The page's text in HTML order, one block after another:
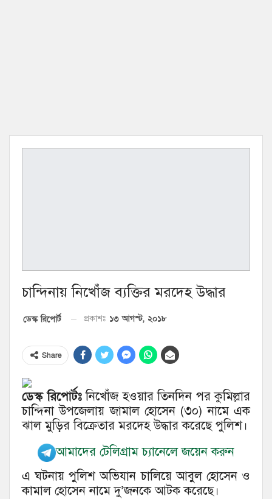
চান্দিনায় নিখোঁজ ব্যক্তির মরদেহ উদ্ধার
ডেস্ক রিপোর্ট প্রকাশঃ ১৩ আগস্ট, ২০১৮
Share
ডেস্ক রিপোর্টঃনিখোঁজ হওয়ার তিনদিন পর কুমিল্লার
চান্দিনা উপজেলায় জামাল হোসেন (৩০) নামে এক
ঝাল মুড়ির বিক্রেতার মরদেহ উদ্ধার করেছে পুলিশ।
আমাদের টেলিগ্রাম চ্যানেলে জয়েন করুন
এ ঘটনায় পুলিশ অভিযান চালিয়ে আবুল হোসেন ও
কামাল হোসেন নামে দু’জনকে আটক করেছে।